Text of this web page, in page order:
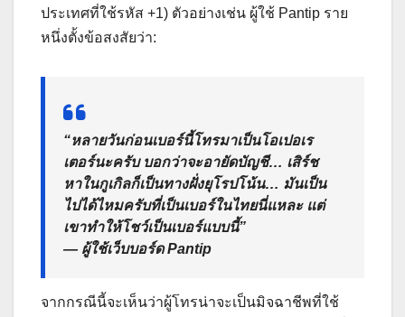
ประเทศที่ใช้รหัส +1) ตัวอย่างเช่น ผู้ใช้ Pantip ราย
หนึ่งตั้งข้อสงสัยว่า:
“หลายวันก่อนเบอร์นี้โทรมาเป็นโอเปอเร
เตอร์นะครับ บอกว่าจะอายัดบัญชี… เสิร์ช
หาในกูเกิลก็เป็นทางฝั่งยุโรปโน้น… มันเป็น
ไปได้ไหมครับที่เป็นเบอร์ในไทยนี่แหละ แต่
เขาทำให้โชว์เป็นเบอร์แบบนี้”
— ผู้ใช้เว็บบอร์ด Pantip
จากกรณีนี้จะเห็นว่าผู้โทรน่าจะเป็นมิจฉาชีพที่ใช้